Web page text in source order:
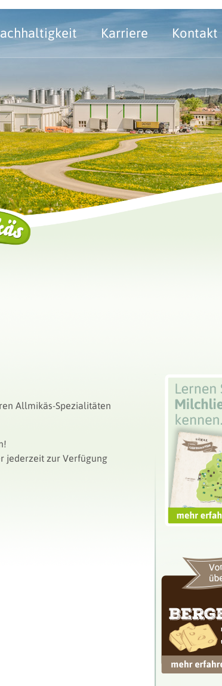
Karriere Kontakt
Allmikäs-Spezialitäten
jederzeit zur Verfügung